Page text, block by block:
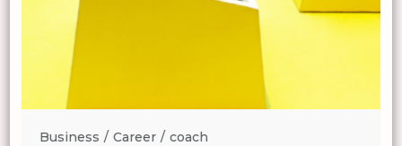
Business Career
coach